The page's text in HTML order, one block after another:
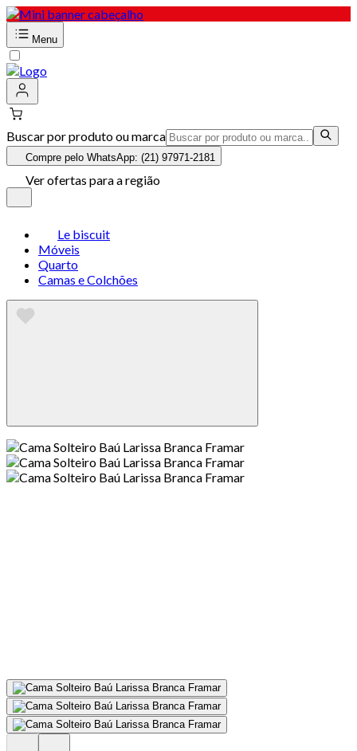
Menu
Buscar por produto ou marca
Compre pelo WhatsApp: (21) 97971-2181
Ver ofertas para a região
Le biscuit
Móveis
Quarto
Camas e Colchões